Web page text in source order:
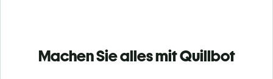
Machen Sie alles mit Quillbot